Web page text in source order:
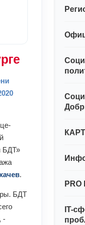
БДТ»
.
БДТ
-
PRO
IT-